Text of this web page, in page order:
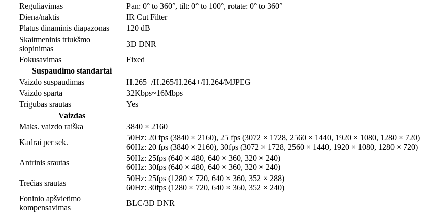
Reguliavimas
Pan: 0° to 360°, tilt: 0° to 100°, rotate: 0° to 360°
Diena/naktis
IR Cut Filter
Platus dinaminis diapazonas
120 dB
Skaitmeninis triukšmo
slopinimas
3D DNR
Fokusavimas
Fixed
Suspaudimo standartai
Vaizdo suspaudimas
H.265+/H.265/H.264+/H.264/MJPEG
Vaizdo sparta
32Kbps~16Mbps
Trigubas srautas
Yes
Vaizdas
Maks. vaizdo raiška
3840 × 2160
Kadrai per sek.
50Hz: 20 fps (3840 × 2160), 25 fps (3072 × 1728, 2560 × 1440, 1920 × 1080, 1280 × 720)
60Hz: 20 fps (3840 × 2160), 30fps (3072 × 1728, 2560 × 1440, 1920 × 1080, 1280 × 720)
Antrinis srautas
50Hz: 25fps (640 × 480, 640 × 360, 320 × 240)
60Hz: 30fps (640 × 480, 640 × 360, 320 × 240)
Trečias srautas
50Hz: 25fps (1280 × 720, 640 × 360, 352 × 288)
60Hz: 30fps (1280 × 720, 640 × 360, 352 × 240)
Foninio apšvietimo
kompensavimas
BLC/3D DNR